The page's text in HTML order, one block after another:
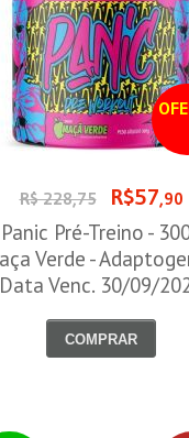
R$ 228,75 R$57,90
Panic Pré-Treino -
Verde -
Data Venc. 30/09/
COMPRAR